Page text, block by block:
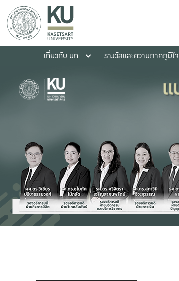
เกี่ยวกับ มก.
รางวัลและความภาคภูมิใจ